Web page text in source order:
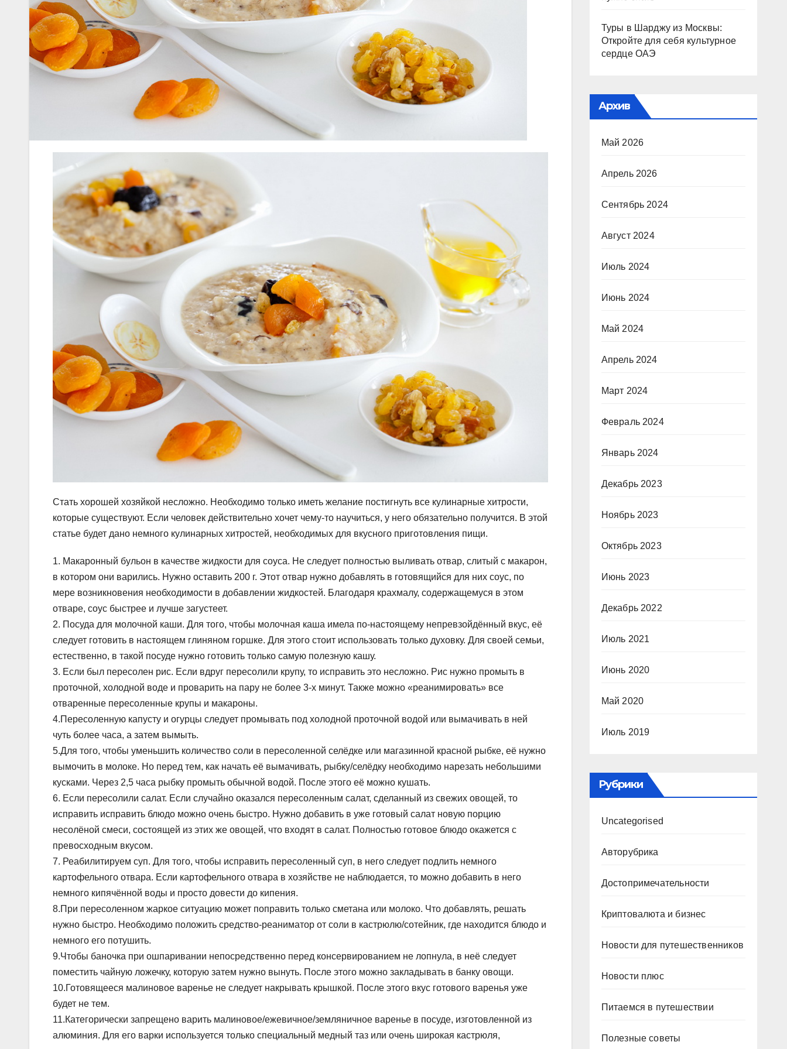
Стать хорошей хозяйкой несложно. Необходимо только иметь желание постигнуть все кулинарные хитрости,
которые существуют. Если человек действительно хочет чему-то научиться, у него обязательно получится. В этой
статье будет дано немного кулинарных хитростей, необходимых для вкусного приготовления пищи.
1. Макаронный бульон в качестве жидкости для соуса. Не следует полностью выливать отвар, слитый с макарон,
в котором они варились. Нужно оставить 200 г. Этот отвар нужно добавлять в готовящийся для них соус, по
мере возникновения необходимости в добавлении жидкостей. Благодаря крахмалу, содержащемуся в этом
отваре, соус быстрее и лучше загустеет.
2. Посуда для молочной каши. Для того, чтобы молочная каша имела по-настоящему непревзойдённый вкус, её
следует готовить в настоящем глиняном горшке. Для этого стоит использовать только духовку. Для своей семьи,
естественно, в такой посуде нужно готовить только самую полезную кашу.
3. Если был пересолен рис. Если вдруг пересолили крупу, то исправить это несложно. Рис нужно промыть в
проточной, холодной воде и проварить на пару не более 3-х минут. Также можно «реанимировать» все
отваренные пересоленные крупы и макароны.
4.Пересоленную капусту и огурцы следует промывать под холодной проточной водой или вымачивать в ней
чуть более часа, а затем вымыть.
5.Для того, чтобы уменьшить количество соли в пересоленной селёдке или магазинной красной рыбке, её нужно
вымочить в молоке. Но перед тем, как начать её вымачивать, рыбку/селёдку необходимо нарезать небольшими
кусками. Через 2,5 часа рыбку промыть обычной водой. После этого её можно кушать.
6. Если пересолили салат. Если случайно оказался пересоленным салат, сделанный из свежих овощей, то
исправить исправить блюдо можно очень быстро. Нужно добавить в уже готовый салат новую порцию
несолёной смеси, состоящей из этих же овощей, что входят в салат. Полностью готовое блюдо окажется с
превосходным вкусом.
7. Реабилитируем суп. Для того, чтобы исправить пересоленный суп, в него следует подлить немного
картофельного отвара. Если картофельного отвара в хозяйстве не наблюдается, то можно добавить в него
немного кипячённой воды и просто довести до кипения.
8.При пересоленном жаркое ситуацию может поправить только сметана или молоко. Что добавлять, решать
нужно быстро. Необходимо положить средство-реаниматор от соли в кастрюлю/сотейник, где находится блюдо и
немного его потушить.
9.Чтобы баночка при ошпаривании непосредственно перед консервированием не лопнула, в неё следует
поместить чайную ложечку, которую затем нужно вынуть. После этого можно закладывать в банку овощи.
10.Готовящееся малиновое варенье не следует накрывать крышкой. После этого вкус готового варенья уже
будет не тем.
11.Категорически запрещено варить малиновое/ежевичное/земляничное варенье в посуде, изготовленной из
алюминия. Для его варки используется только специальный медный таз или очень широкая кастрюля,
Туры в Шарджу из Москвы:
Откройте для себя культурное
сердце ОАЭ
Архив
Май 2026
Апрель 2026
Сентябрь 2024
Август 2024
Июль 2024
Июнь 2024
Май 2024
Апрель 2024
Март 2024
Февраль 2024
Январь 2024
Декабрь 2023
Ноябрь 2023
Октябрь 2023
Июнь 2023
Декабрь 2022
Июль 2021
Июнь 2020
Май 2020
Июль 2019
Рубрики
Uncategorised
Авторубрика
Достопримечательности
Криптовалюта и бизнес
Новости для путешественников
Новости плюс
Питаемся в путешествии
Полезные советы